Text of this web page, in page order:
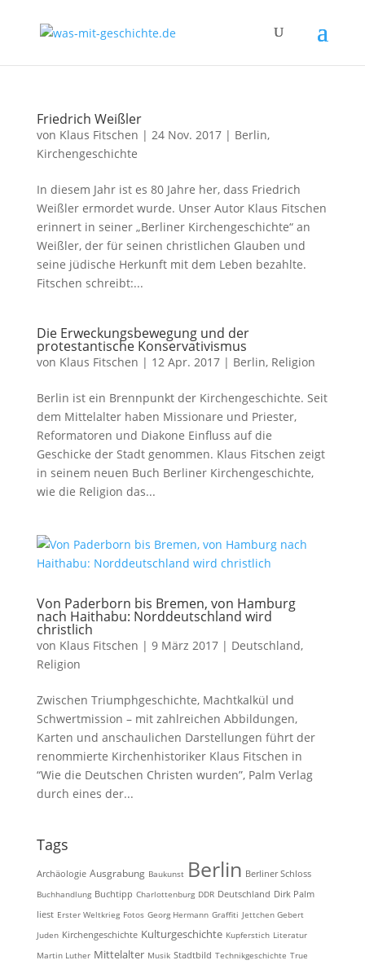
Friedrich Weißler
von Klaus Fitschen | 24 Nov. 2017| Berlin,
Kirchengeschichte
In diesem Jahr ist es 80 Jahre her, dass Friedrich
Weißler ermordet wurde. Unser Autor Klaus Fitschen
erinnert in seiner „Berliner Kirchengeschichte“ an
Weißler, der für seinen christlichen Glauben und
seine jüdische Herkunft mit dem Leben bezahlte.
Fitschen schreibt:...
Die Erweckungsbewegung und der
protestantische Konservativismus
von Klaus Fitschen | 12 Apr. 2017| Berlin, Religion
Berlin ist ein Brennpunkt der Kirchengeschichte. Seit
dem Mittelalter haben Missionare und Priester,
Reformatoren und Diakone Einfluss auf die
Geschicke der Stadt genommen. Klaus Fitschen zeigt
in seinem neuen Buch Berliner Kirchengeschichte,
wie die Religion das...
Von Paderborn bis Bremen, von Hamburg
nach Haithabu: Norddeutschland wird
christlich
von Klaus Fitschen | 9 März 2017| Deutschland,
Religion
Zwischen Triumphgeschichte, Machtkalkül und
Schwertmission – mit zahlreichen Abbildungen,
Karten und anschaulichen Darstellungen führt der
renommierte Kirchenhistoriker Klaus Fitschen in
“Wie die Deutschen Christen wurden”, Palm Verlag
durch eines der...
Tags
Archäologie Ausgrabung Baukunst Berlin Berliner Schloss
Buchhandlung Buchtipp Charlottenburg DDR Deutschland Dirk Palm
liest Erster Weltkrieg Fotos Georg Hermann Graffiti Jettchen Gebert
Juden Kirchengeschichte Kulturgeschichte Kupferstich Literatur
Martin Luther Mittelalter Musik Stadtbild Technikgeschichte True